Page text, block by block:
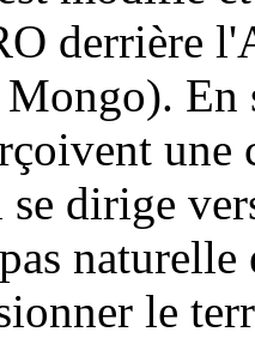
derrière
Mongo).
une
se dirige
le